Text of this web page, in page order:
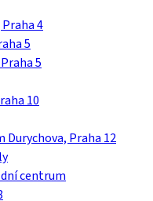
4
5
5
10
Durychova, Praha 12
centrum